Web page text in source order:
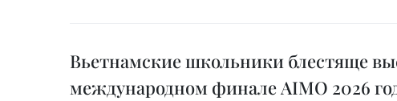
Вьетнамские школьники блестяще
международном финале AIMO 2026